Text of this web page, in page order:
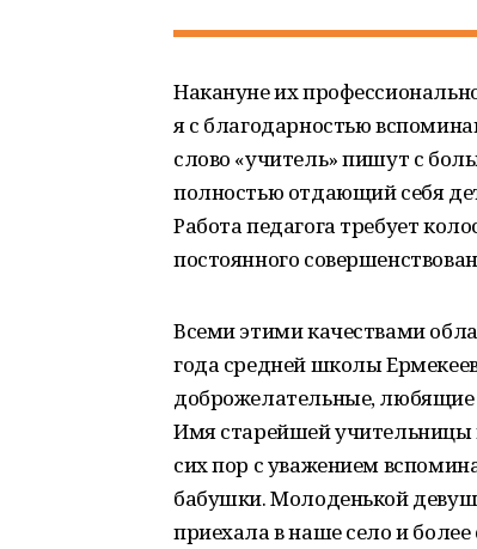
Накануне их
я с благодарностью
слово «учитель» пишут с
полностью отдающий себя
Работа педагога требует
постоянного
Всеми этими качествами
года средней школы
доброжелательные, любящие
Имя старейшей учительницы
сих пор с уважением
бабушки. Молоденькой
приехала в наше село и